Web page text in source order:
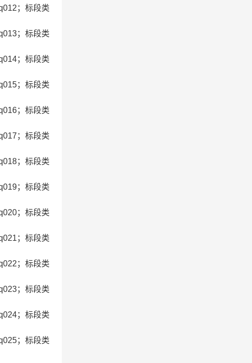
；标段类
；标段类
；标段类
；标段类
；标段类
；标段类
；标段类
；标段类
；标段类
；标段类
；标段类
；标段类
；标段类
；标段类